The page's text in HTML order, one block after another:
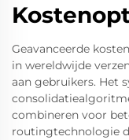
Geavanceerde
in wereldwijde
aan gebruikers. Het
combineren voor
routingtechnologie